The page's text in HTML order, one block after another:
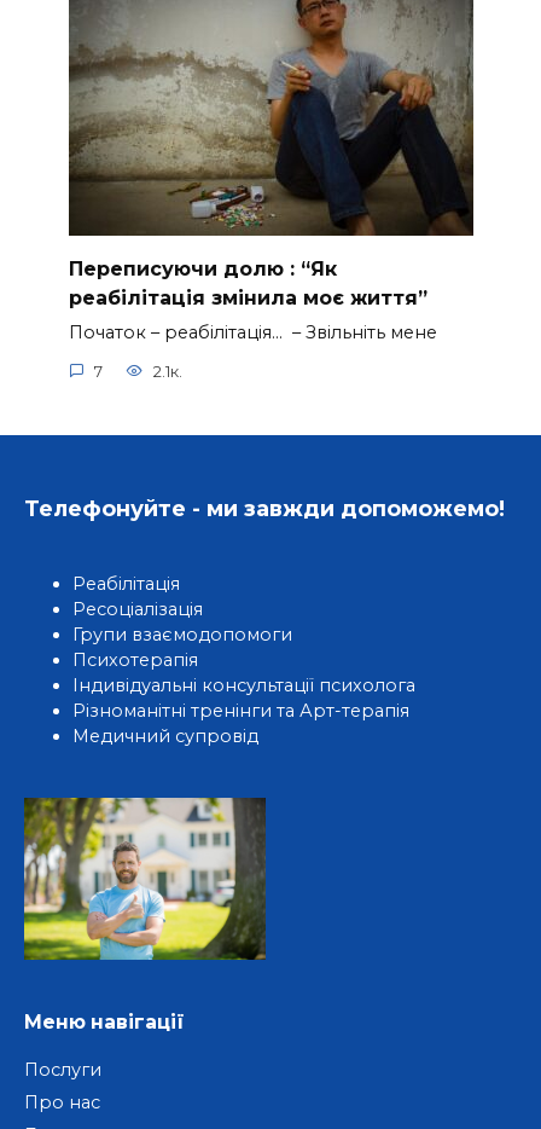
Переписуючи долю : “Як
реабілітація змінила моє життя”
Початок – реабілітація… – Звільніть мене
7 2.1к.
Телефонуйте - ми завжди допоможемо!
Реабілітація
Ресоціалізація
Групи взаємодопомоги
Психотерапія
Індивідуальні консультації психолога
Різноманітні тренінги та Арт-терапія
Медичний супровід
Меню навігації
Послуги
Про нас